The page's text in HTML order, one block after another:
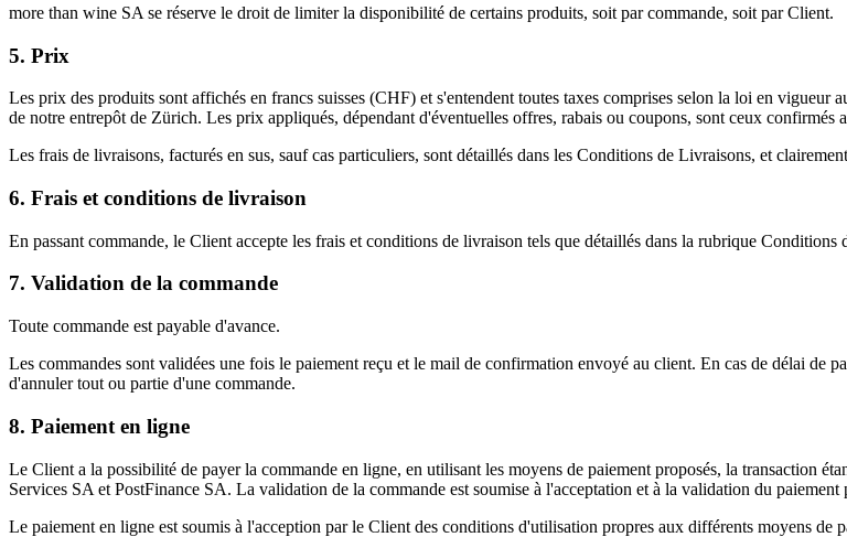
more than wine SA se réserve le droit de limiter la disponibilité de certains produits, soit par commande, soit par Client.
5. Prix
Les prix des produits sont affichés en francs suisses (CHF) et s'entendent toutes taxes comprises selon la loi en
de notre entrepôt de Zürich. Les prix appliqués, dépendant d'éventuelles offres, rabais ou coupons, sont ceux
Les frais de livraisons, facturés en sus, sauf cas particuliers, sont détaillés dans les Conditions de Livraisons, et
6. Frais et conditions de livraison
En passant commande, le Client accepte les frais et conditions de livraison tels que détaillés dans la rubrique Conditions
7. Validation de la commande
Toute commande est payable d'avance.
Les commandes sont validées une fois le paiement reçu et le mail de confirmation envoyé au client. En cas de délai de
d'annuler tout ou partie d'une commande.
8. Paiement en ligne
Le Client a la possibilité de payer la commande en ligne, en utilisant les moyens de paiement proposés, la transaction
Services SA et PostFinance SA. La validation de la commande est soumise à l'acceptation et à la validation du paiement
Le paiement en ligne est soumis à l'acception par le Client des conditions d'utilisation propres aux différents moyens de